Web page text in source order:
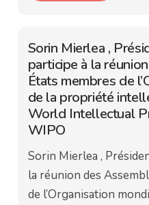
Sorin Mierlea ,
participe à la
États membres de
de la propriété
World Intellectual
WIPO
Sorin Mierlea ,
la réunion des
de l’Organisation